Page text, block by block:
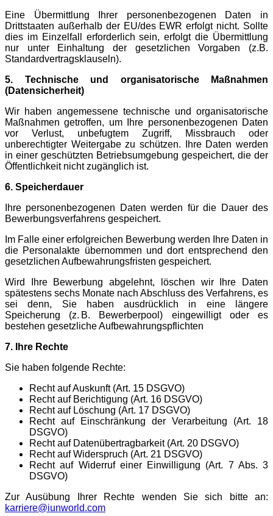
Eine Übermittlung Ihrer personenbezogenen Daten in
Drittstaaten außerhalb der EU/des EWR erfolgt nicht. Sollte
dies im Einzelfall erforderlich sein, erfolgt die Übermittlung
nur unter Einhaltung der gesetzlichen Vorgaben (z.B.
Standardvertragsklauseln).
5. Technische und organisatorische Maßnahmen
(Datensicherheit)
Wir haben angemessene technische und organisatorische
Maßnahmen getroffen, um Ihre personenbezogenen Daten
vor Verlust, unbefugtem Zugriff, Missbrauch oder
unberechtigter Weitergabe zu schützen. Ihre Daten werden
in einer geschützten Betriebsumgebung gespeichert, die der
Öffentlichkeit nicht zugänglich ist.
6. Speicherdauer
Ihre personenbezogenen Daten werden für die Dauer des
Bewerbungsverfahrens gespeichert.
Im Falle einer erfolgreichen Bewerbung werden Ihre Daten in
die Personalakte übernommen und dort entsprechend den
gesetzlichen Aufbewahrungsfristen gespeichert.
Wird Ihre Bewerbung abgelehnt, löschen wir Ihre Daten
spätestens sechs Monate nach Abschluss des Verfahrens, es
sei denn, Sie haben ausdrücklich in eine längere
Speicherung (z. B. Bewerberpool) eingewilligt oder es
bestehen gesetzliche Aufbewahrungspflichten
7. Ihre Rechte
Sie haben folgende Rechte:
Recht auf Auskunft (Art. 15 DSGVO)
Recht auf Berichtigung (Art. 16 DSGVO)
Recht auf Löschung (Art. 17 DSGVO)
Recht auf Einschränkung der Verarbeitung (Art. 18
DSGVO)
Recht auf Datenübertragbarkeit (Art. 20 DSGVO)
Recht auf Widerspruch (Art. 21 DSGVO)
Recht auf Widerruf einer Einwilligung (Art. 7 Abs. 3
DSGVO)
Zur Ausübung Ihrer Rechte wenden Sie sich bitte an:
karriere@iunworld.com